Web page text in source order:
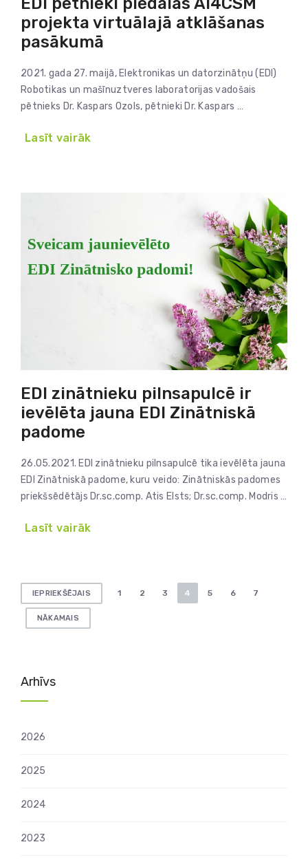
projekta virtuālajā atklāšanas
pasākumā
2021. gada 27. maijā, Elektronikas un datorzinātņu (EDI)
Robotikas un mašīnuztveres laboratorijas vadošais
pētnieks Dr. Kaspars Ozols, pētnieki Dr. Kaspars …
Lasīt vairāk
EDI zinātnieku pilnsapulcē ir
ievēlēta jauna EDI Zinātniskā
padome
26.05.2021. EDI zinātnieku pilnsapulcē tika ievēlēta jauna
EDI Zinātniskā padome, kuru veido: Zinātniskās padomes
priekšsēdētājs Dr.sc.comp. Atis Elsts; Dr.sc.comp. Modris …
Lasīt vairāk
Ziņu
numerācija
pēc
IEPRIEKŠĒJAIS 1 2 3 4 5 6 7
NĀKAMAIS
Arhīvs
2026
2025
2024
2023